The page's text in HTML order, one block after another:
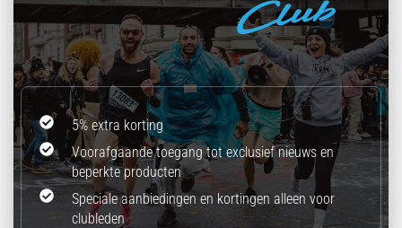
5% extra korting
Voorafgaande toegang tot exclusief nieuws en
beperkte producten
Speciale aanbiedingen en kortingen alleen voor
clubleden